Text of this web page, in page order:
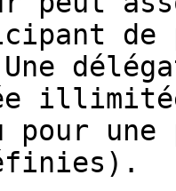
de
pour